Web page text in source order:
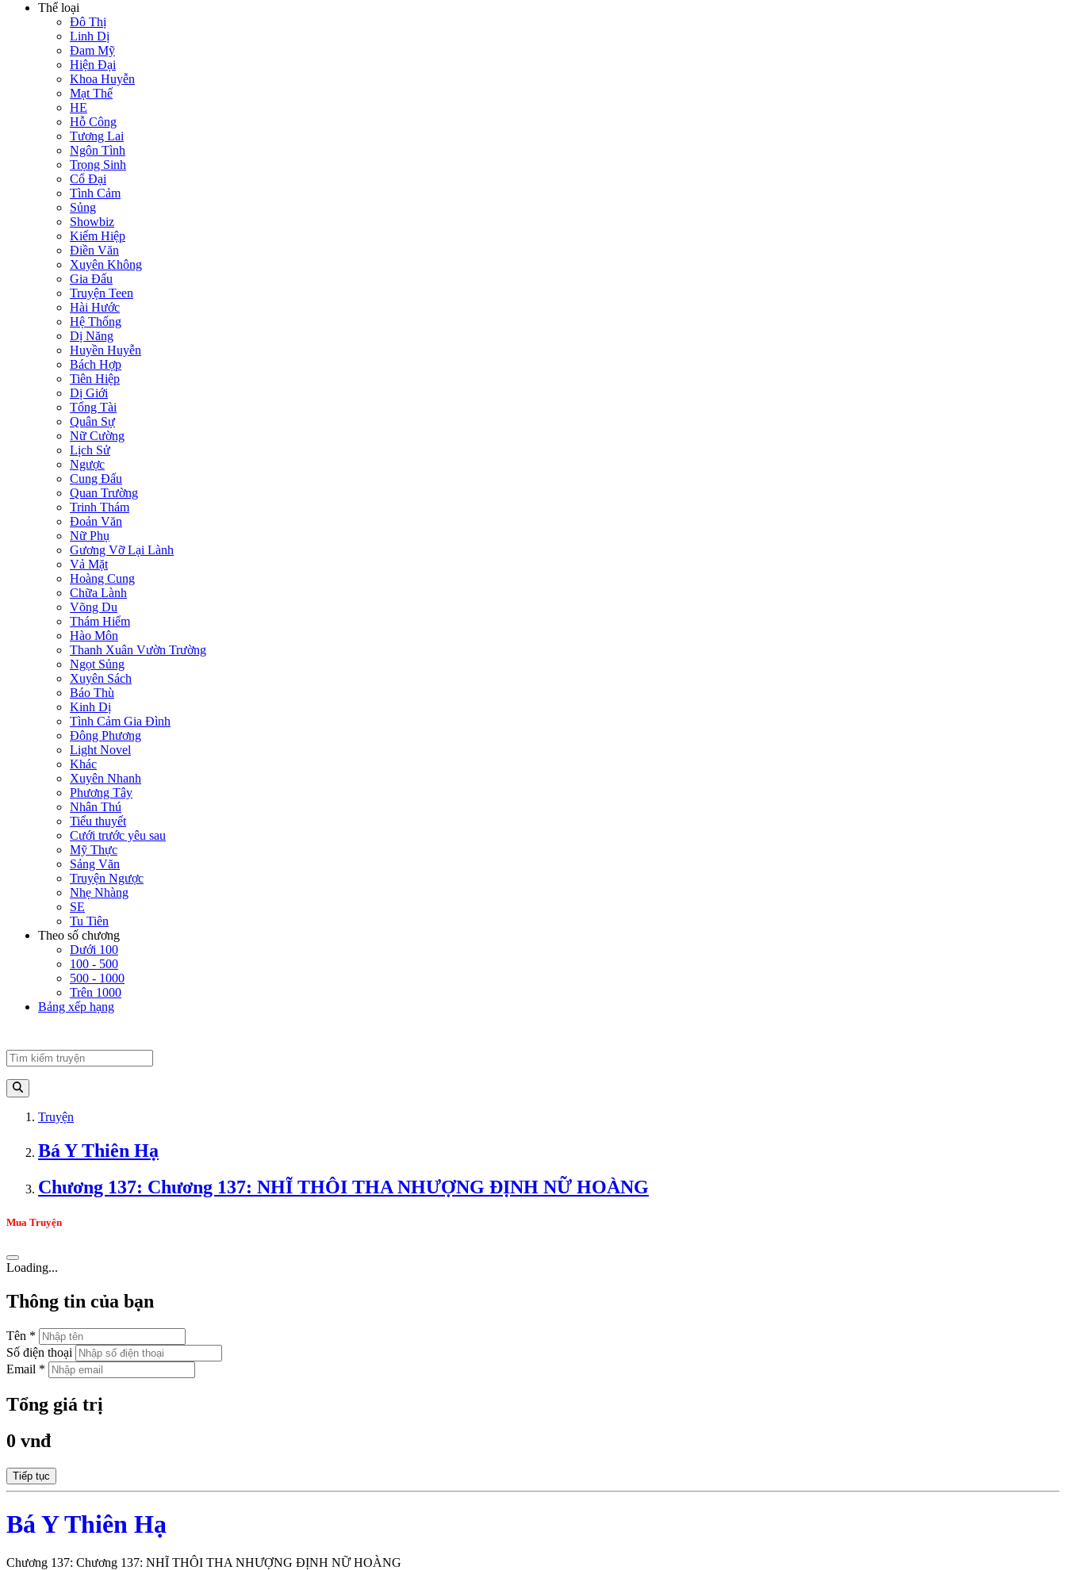
Thể loại
Đô Thị
Linh Dị
Đam Mỹ
Hiện Đại
Khoa Huyễn
Mạt Thế
HE
Hỗ Công
Tương Lai
Ngôn Tình
Trọng Sinh
Cổ Đại
Tình Cảm
Sủng
Showbiz
Kiếm Hiệp
Điền Văn
Xuyên Không
Gia Đấu
Truyện Teen
Hài Hước
Hệ Thống
Dị Năng
Huyền Huyễn
Bách Hợp
Tiên Hiệp
Dị Giới
Tổng Tài
Quân Sự
Nữ Cường
Lịch Sử
Ngược
Cung Đấu
Quan Trường
Trinh Thám
Đoản Văn
Nữ Phụ
Gương Vỡ Lại Lành
Vả Mặt
Hoàng Cung
Chữa Lành
Võng Du
Thám Hiểm
Hào Môn
Thanh Xuân Vườn Trường
Ngọt Sủng
Xuyên Sách
Báo Thù
Kinh Dị
Tình Cảm Gia Đình
Đông Phương
Light Novel
Khác
Xuyên Nhanh
Phương Tây
Nhân Thú
Tiểu thuyết
Cưới trước yêu sau
Mỹ Thực
Sảng Văn
Truyện Ngược
Nhẹ Nhàng
SE
Tu Tiên
Theo số chương
Dưới 100
100 - 500
500 - 1000
Trên 1000
Bảng xếp hạng
Truyện
Bá Y Thiên Hạ
Chương 137: Chương 137: NHĨ THÔI THA NHƯỢNG ĐỊNH NỮ HOÀNG
Mua Truyện
Loading...
Thông tin của bạn
Tên *
Số điện thoại
Email *
Tổng giá trị
0 vnđ
Tiếp tục
Bá Y Thiên Hạ
Chương 137: Chương 137: NHĨ THÔI THA NHƯỢNG ĐỊNH NỮ HOÀNG